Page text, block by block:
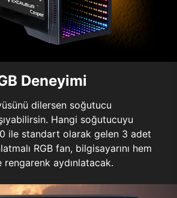
Deneyimi
dilersen soğutucu
Hangi soğutucuyu
ile standart olarak gelen 3 adet
RGB fan, bilgisayarını hem
aydınlatacak.